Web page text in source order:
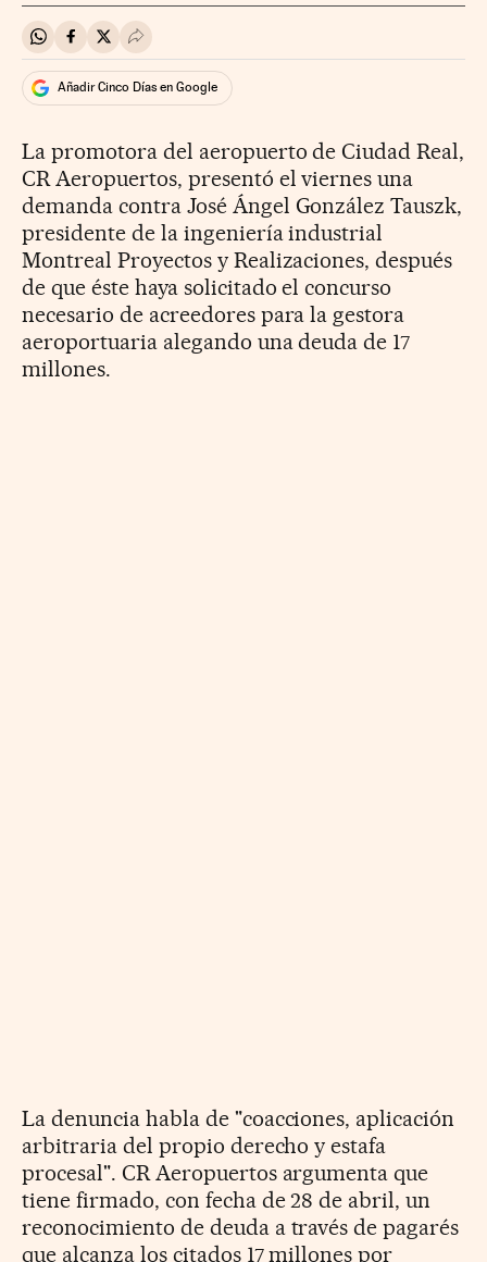
Compartir en Whatsapp
Compartir en Facebook
Compartir en Twitter
Desplegar Redes Sociales
Añadir Cinco Días en Google
La promotora del aeropuerto de Ciudad Real,
CR Aeropuertos, presentó el viernes una
demanda contra José Ángel González Tauszk,
presidente de la ingeniería industrial
Montreal Proyectos y Realizaciones, después
de que éste haya solicitado el concurso
necesario de acreedores para la gestora
aeroportuaria alegando una deuda de 17
millones.
La denuncia habla de "coacciones, aplicación
arbitraria del propio derecho y estafa
procesal". CR Aeropuertos argumenta que
tiene firmado, con fecha de 28 de abril, un
reconocimiento de deuda a través de pagarés
que alcanza los citados 17 millones por